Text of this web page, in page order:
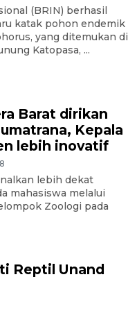
(BRIN) berhasil
katak pohon endemik
yang ditemukan di
Katopasa, ...
Barat dirikan
Kepala
lebih inovatif
lebih dekat
mahasiswa melalui
Zoologi pada
Reptil Unand